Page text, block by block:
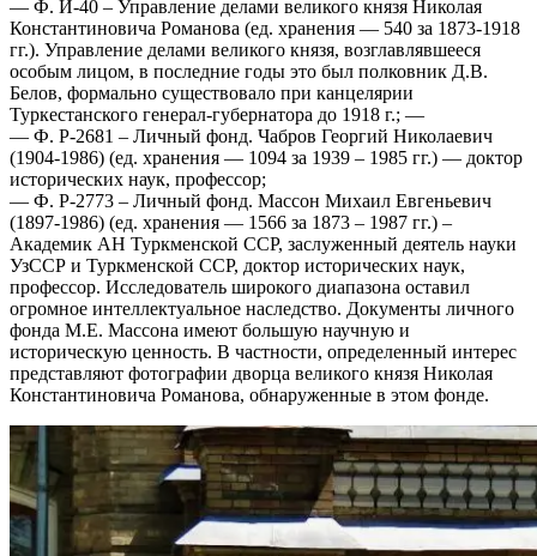
— Ф. И-40 – Управление делами великого князя Николая
Константиновича Романова (ед. хранения — 540 за 1873-1918
гг.). Управление делами великого князя, возглавлявшееся
особым лицом, в последние годы это был полковник Д.В.
Белов, формально существовало при канцелярии
Туркестанского генерал-губернатора до 1918 г.; —
— Ф. Р-2681 – Личный фонд. Чабров Георгий Николаевич
(1904-1986) (ед. хранения — 1094 за 1939 – 1985 гг.) — доктор
исторических наук, профессор;
— Ф. Р-2773 – Личный фонд. Массон Михаил Евгеньевич
(1897-1986) (ед. хранения — 1566 за 1873 – 1987 гг.) –
Академик АН Туркменской ССР, заслуженный деятель науки
УзССР и Туркменской ССР, доктор исторических наук,
профессор. Исследователь широкого диапазона оставил
огромное интеллектуальное наследство. Документы личного
фонда М.Е. Массона имеют большую научную и
историческую ценность. В частности, определенный интерес
представляют фотографии дворца великого князя Николая
Константиновича Романова, обнаруженные в этом фонде.